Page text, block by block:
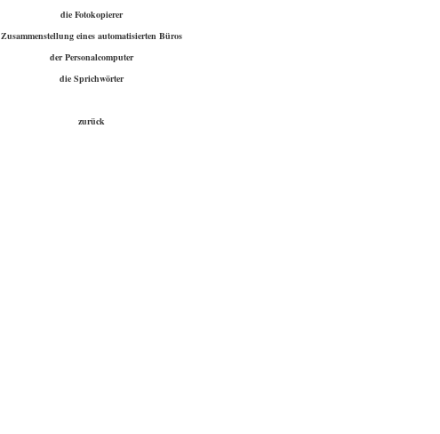
die Fotokopierer
Zusammenstellung eines automatisierten Büros
der Personalcomputer
die Sprichwörter
zurück